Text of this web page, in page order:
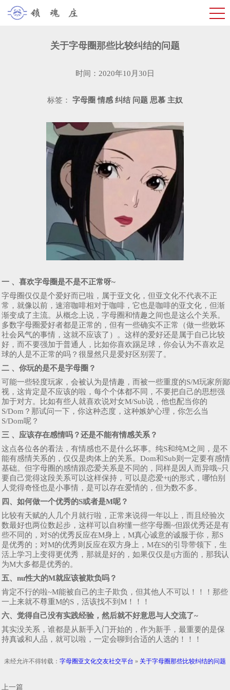
关于字母圈那些比较纠结的问题
时间：2020年10月30日
标签： 字母圈 情感 纠结 问题 思慕 主奴
一 、喜欢字母圈是不是不正常呀~
字母圈仅仅是个爱好而已啦，属于亚文化，但亚文化不代表不正
常，就像以前，速溶咖啡相对于咖啡，它也是咖啡的亚文化，但渐
渐变成了主流。从概念上说，字母圈和情趣之间也是这么个关系。
多数字母圈爱好者都是正常的，但有一些确实不正常（做一些败坏
社会风气的事情，这就不应该了）。这样的爱好还是属于自己比较
好，而不要强加于普通人，比如你喜欢踢足球，你会认为不喜欢足
球的人是不正常的吗？很显然只是爱好区别罢了。
二 、你玩的是不是字母圈？
可能一些轻度玩家，会被认为是情趣，而被一些重度的S/M玩家所鄙
视，这肯定是不应该的啦，每个个体都不同，不要把自己的思想强
加于对方。比如有些人就喜欢说对女M/Sub说，他也配当你的
S/Dom？那试问一下，你这种态度，这种嫉妒心理，你怎么当
S/Dom呢？
三 、应该存在感情吗？还是不能有情感关系？
这点各位各的看法，有情感也不是什么坏事。纯S和纯M之间，是不
能有感情关系的，仅仅是肉体上的关系。Dom和Sub则一定要有感情
基础。但字母圈的感情跟恋爱关系是不同的，同样是因人而异哦~只
要自己觉得这段关系可以这样保持，可以是恋爱+tj的形式，哪怕别
人觉得奇怪也是小事情，是可以存在爱情的，但为数不多。
四、如何做一个优秀的S或者是M呢？
比较有天赋的人几个月就行啦，正常来说得一年以上，而且经验次
数最好也两位数起步，这样可以自称懂一些字母圈~但跟优秀还是有
些不同的，对S的优秀反应在M身上，M真心诚意的诚服于你，那S
是优秀的；对M的优秀则反应在双方身上，M在S的引导带领下，生
活上学习上变得更优秀，那就是好的，如果仅仅是tj方面的，那我认
为M大多都是优秀的。
五、nu性大的M就应该被欺负吗？
肯定不行的啦~M能被自己的主子欺负，但其他人不可以！！！那些
一上来就不尊重M的S，活该找不到M！！！
六、觉得自己没有实践经验，然后就不好意思与人交流了~
其实没关系，谁都是从新手入门开始的，作为新手，最重要的是保
持真诚和人品，就可以啦，一定会聊到合适的人选的！！！
未经允许不得转载： 字母圈亚文化交友社交平台 » 关于字母圈那些比较纠结的问题
上一篇